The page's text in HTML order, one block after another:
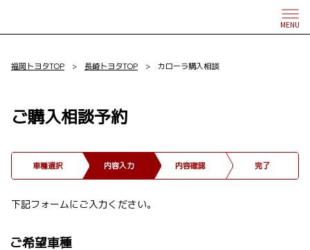
MENU
福岡トヨタTOP > 長崎トヨタTOP > カローラ購入相談
ご購入相談予約
車種選択 内容入力 内容確認 完了
下記フォームにご入力ください。
ご希望車種